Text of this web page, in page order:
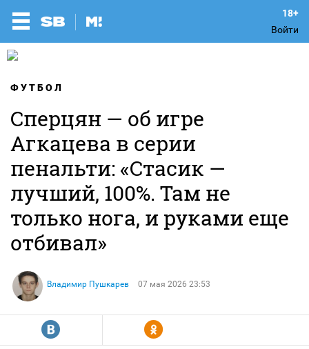
Войти
ФУТБОЛ
Сперцян — об игре
Агкацева в серии
пенальти: «Стасик —
лучший, 100%. Там не
только нога, и руками еще
отбивал»
Владимир Пушкарев 07 мая 2026 23:53
R Y